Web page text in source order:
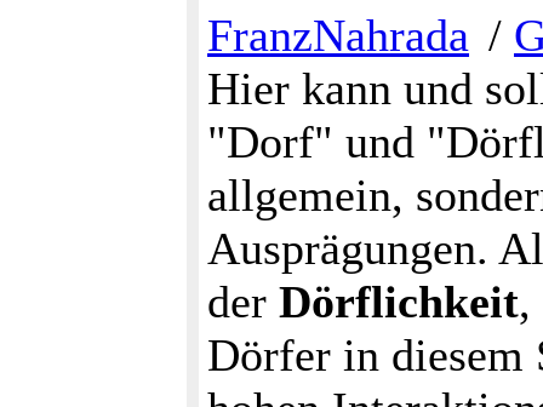
FranzNahrada /
Hier kann und
"Dorf" und
allgemein,
Ausprägungen.
der Dörflichkeit,
Dörfer in diesem